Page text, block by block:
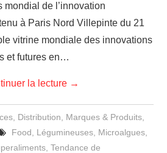
mondial de l’innovation
à Paris Nord Villepinte du 21
vitrine mondiale des innovations
et futures en…
la lecture →
, Distribution Marques & Produits,
Food Légumineuses, Microalgues,
,Tendance de